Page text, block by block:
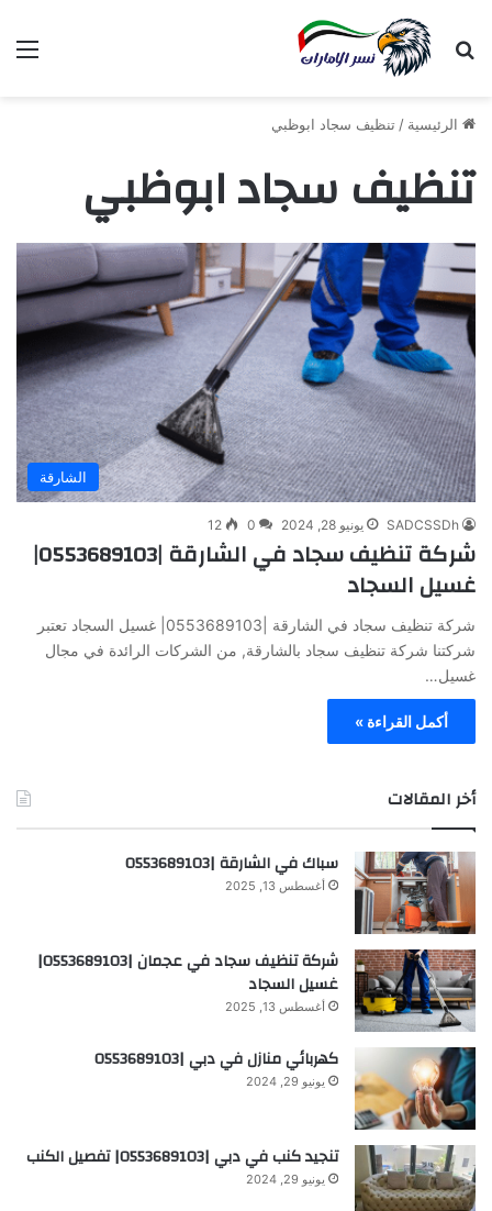
بحث عن
الرئيسية / تنظيف سجاد ابوظبي
تنظيف سجاد ابوظبي
الشارقة
SADCSSDh يونيو 28, 2024 0
12
شركة تنظيف سجاد في الشارقة |0553689103|
غسيل السجاد
شركة تنظيف سجاد في الشارقة |0553689103| غسيل السجاد تعتبر
شركتنا شركة تنظيف سجاد بالشارقة, من الشركات الرائدة في مجال
غسيل…
أكمل القراءة »
أخر المقالات
سباك في الشارقة |0553689103
أغسطس 13, 2025
شركة تنظيف سجاد في عجمان |0553689103|
غسيل السجاد
أغسطس 13, 2025
كهربائي منازل في دبي |0553689103
يونيو 29, 2024
تنجيد كنب في دبي |0553689103| تفصيل الكنب
يونيو 29, 2024